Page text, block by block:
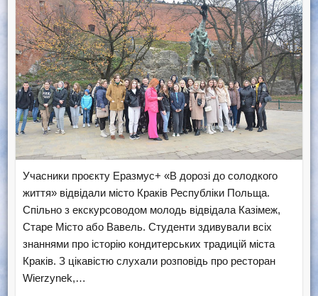
Учасники проєкту Еразмус+ «В дорозі до солодкого
життя» відвідали місто Краків Республіки Польща.
Спільно з екскурсоводом молодь відвідала Казімеж,
Старе Місто або Вавель. Студенти здивували всіх
знаннями про історію кондитерських традицій міста
Краків. З цікавістю слухали розповідь про ресторан
Wierzynek,…